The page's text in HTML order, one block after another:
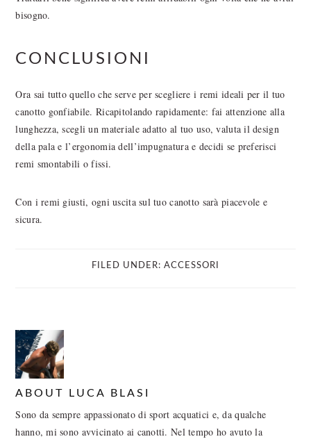
bisogno.
CONCLUSIONI
Ora sai tutto quello che serve per scegliere i remi ideali per il tuo
canotto gonfiabile. Ricapitolando rapidamente: fai attenzione alla
lunghezza, scegli un materiale adatto al tuo uso, valuta il design
della pala e l’ergonomia dell’impugnatura e decidi se preferisci
remi smontabili o fissi.
Con i remi giusti, ogni uscita sul tuo canotto sarà piacevole e
sicura.
FILED UNDER: ACCESSORI
ABOUT LUCA BLASI
Sono da sempre appassionato di sport acquatici e, da qualche
hanno, mi sono avvicinato ai canotti. Nel tempo ho avuto la